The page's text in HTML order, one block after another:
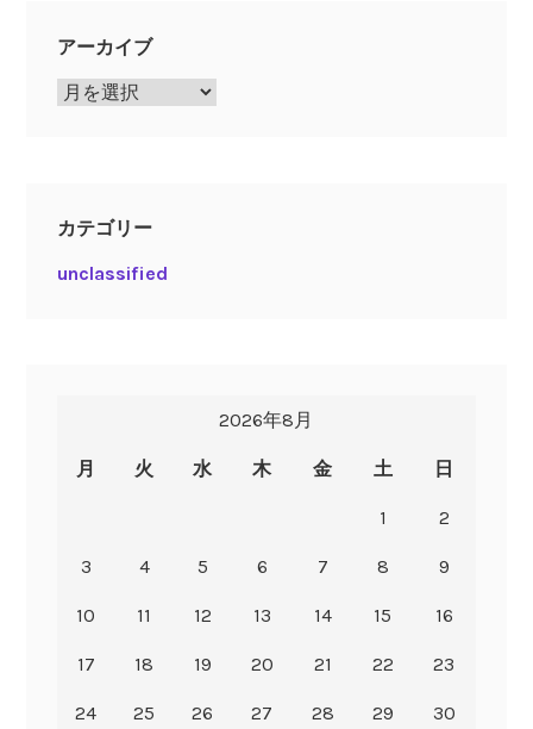
アーカイブ
ア
カテゴリー
unclassified
2026年8月
月 火 水 木 金 土 日
1 2
3 4 5 6 7 8 9
10 11 12 13 14 15 16
17 18 19 20 21 22 23
24 25 26 27 28 29 30